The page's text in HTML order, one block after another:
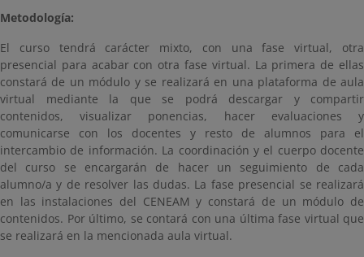
Metodología:
El curso tendrá carácter mixto, con una fase virtual, otra
presencial para acabar con otra fase virtual. La primera de ellas
constará de un módulo y se realizará en una plataforma de aula
virtual mediante la que se podrá descargar y compartir
contenidos, visualizar ponencias, hacer evaluaciones y
comunicarse con los docentes y resto de alumnos para el
intercambio de información. La coordinación y el cuerpo docente
del curso se encargarán de hacer un seguimiento de cada
alumno/a y de resolver las dudas. La fase presencial se realizará
en las instalaciones del CENEAM y constará de un módulo de
contenidos. Por último, se contará con una última fase virtual que
se realizará en la mencionada aula virtual.